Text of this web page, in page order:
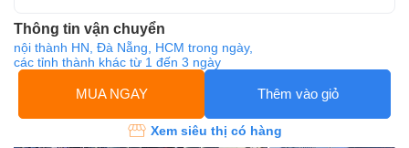
Thông tin vận chuyển
nội thành HN, Đà Nẵng, HCM trong ngày,
các tỉnh thành khác từ 1 đến 3 ngày
MUA NGAY Thêm vào giỏ
Xem siêu thị có hàng